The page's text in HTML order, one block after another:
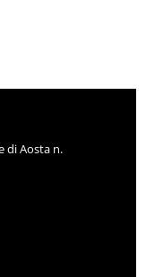
di Aosta n.